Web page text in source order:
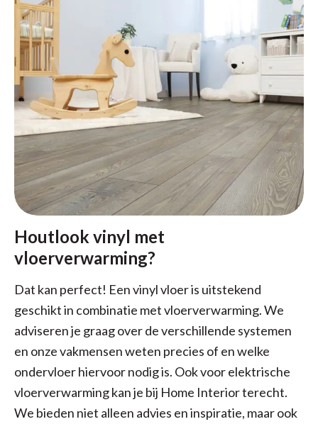
Houtlook vinyl met
vloerverwarming?
Dat kan perfect! Een vinyl vloer is uitstekend
geschikt in combinatie met vloerverwarming. We
adviseren je graag over de verschillende systemen
en onze vakmensen weten precies of en welke
ondervloer hiervoor nodig is. Ook voor elektrische
vloerverwarming kan je bij Home Interior terecht.
We bieden niet alleen advies en inspiratie, maar ook